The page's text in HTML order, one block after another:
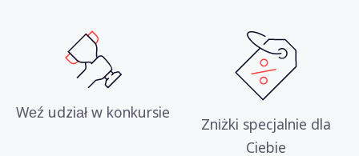
Weź udział w konkursie
Zniżki specjalnie dla
Ciebie